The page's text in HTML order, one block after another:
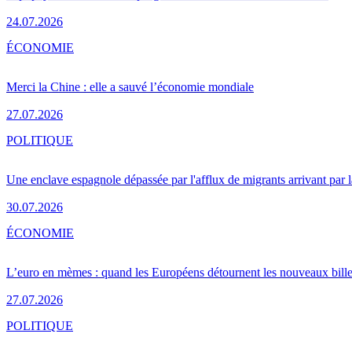
24.07.2026
Merci la Chine : elle a sauvé l’économie mondiale
27.07.2026
ÉCONOMIE
Une enclave espagnole dépassée par l'afflux de migrants arrivant par
30.07.2026
POLITIQUE
L’euro en mèmes : quand les Européens détournent les nouveaux
27.07.2026
ÉCONOMIE
POLITIQUE